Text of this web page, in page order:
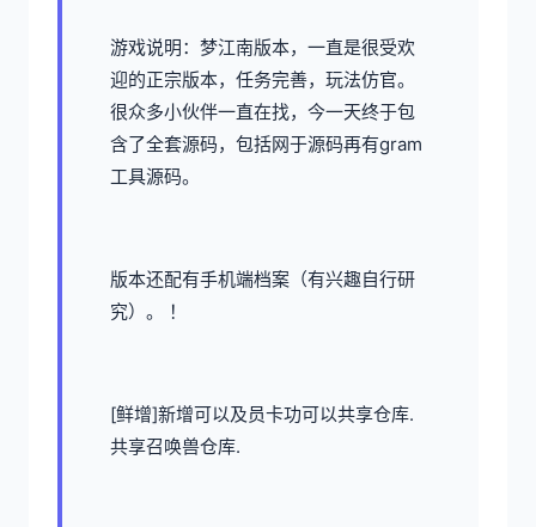
游戏说明：梦江南版本，一直是很受欢
迎的正宗版本，任务完善，玩法仿官。
很众多小伙伴一直在找，今一天终于包
含了全套源码，包括网于源码再有gram
工具源码。
版本还配有手机端档案（有兴趣自行研
究）。 ！
[鲜增]新增可以及员卡功可以共享仓库.
共享召唤兽仓库.